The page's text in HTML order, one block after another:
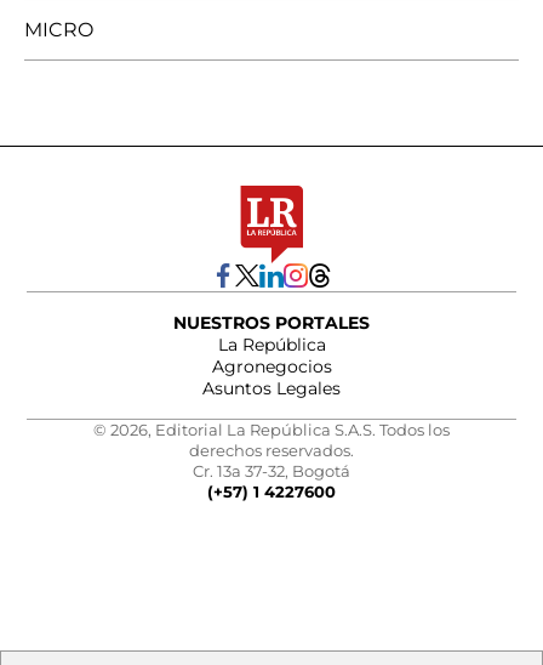
MICRO
NUESTROS PORTALES
La República
Agronegocios
Asuntos Legales
© 2026, Editorial La República S.A.S. Todos los
derechos reservados.
Cr. 13a 37-32, Bogotá
(+57) 1 4227600